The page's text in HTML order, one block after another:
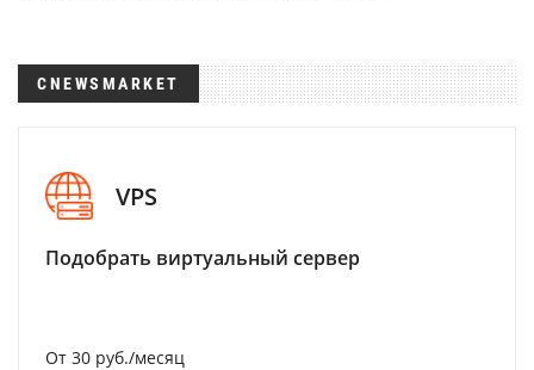
CNEWSMARKET
VPS
Подобрать виртуальный сервер
От 30 руб./месяц